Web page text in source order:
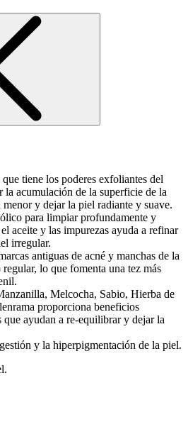
tiene los poderes exfoliantes del
acumulación de la superficie de la
y dejar la piel radiante y suave.
para limpiar profundamente y
aceite y las impurezas ayuda a refinar
irregular.
antiguas de acné y manchas de la
lo que fomenta una tez más
Melcocha, Sabio, Hierba de
proporciona beneficios
que ayudan a re-equilibrar y dejar la
y la hiperpigmentación de la piel.